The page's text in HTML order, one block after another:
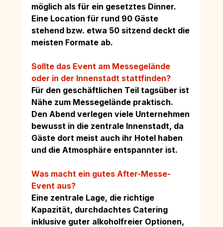
möglich als für ein gesetztes Dinner.
Eine Location für rund 90 Gäste
stehend bzw. etwa 50 sitzend deckt die
meisten Formate ab.
Sollte das Event am Messegelände
oder in der Innenstadt stattfinden?
Für den geschäftlichen Teil tagsüber ist
Nähe zum Messegelände praktisch.
Den Abend verlegen viele Unternehmen
bewusst in die zentrale Innenstadt, da
Gäste dort meist auch ihr Hotel haben
und die Atmosphäre entspannter ist.
Was macht ein gutes After-Messe-
Event aus?
Eine zentrale Lage, die richtige
Kapazität, durchdachtes Catering
inklusive guter alkoholfreier Optionen,